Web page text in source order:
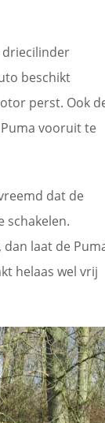
driecilinder
beschikt
perst. Ook
vooruit te
dat de
schakelen.
laat de
helaas wel vrij